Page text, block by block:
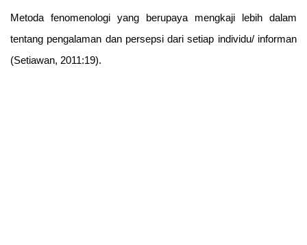
Metoda fenomenologi yang
berupaya mengkaji lebih dalam
tentang pengalaman dan persepsi dari setiap individu/ informan
(Setiawan, 2011:19).